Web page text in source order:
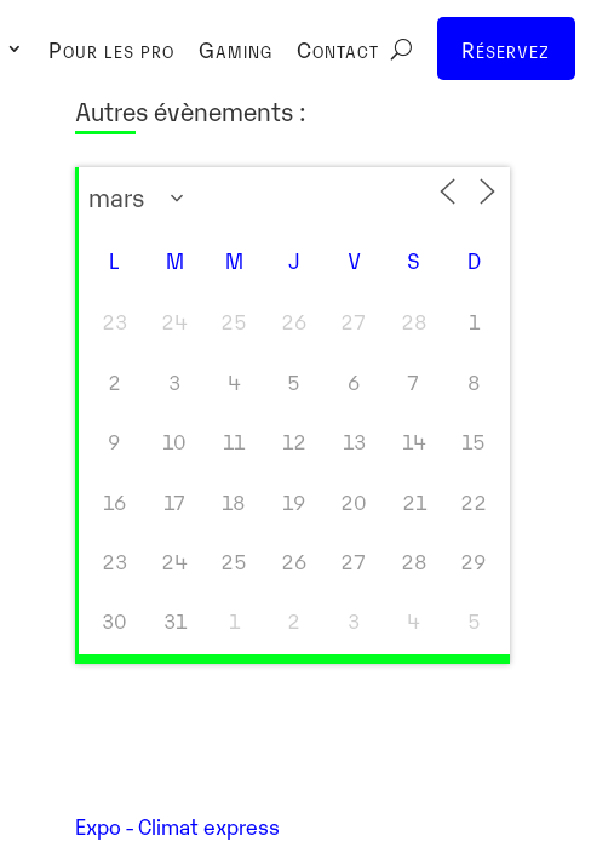
Pour les pro Gaming Contact Réservez
Autres évènements :
L M M J V S D
23 24 25 26 27 28 1
2 3 4 5 6 7 8
9 10 11 12 13 14 15
16 17 18 19 20 21 22
23 24 25 26 27 28 29
30 31 1 2 3 4 5
Expo - Climat express